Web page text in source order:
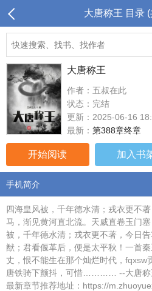
大唐称王 目录
大唐称王
作者：五叔在此
状态：完结
更新：2025-06-16
最新： 第388章终章
开始阅读 加入书
手机简介
四海皇风被，千年德水清；戎衣更不
马，渐见黄河直北流。天威直卷玉门
被，千年德水清；戎衣更不著，今日
猷；君看偃革后，便是太平秋！一首
丈，恨不能生在那个灿烂时代，fqxsw
唐铁骑下颤抖，可惜………… --大唐称
最新章节推荐地址：https://